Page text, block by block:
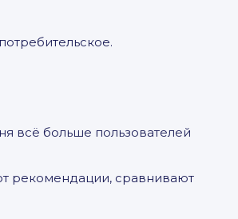
всё больше пользователей
рекомендации, сравнивают